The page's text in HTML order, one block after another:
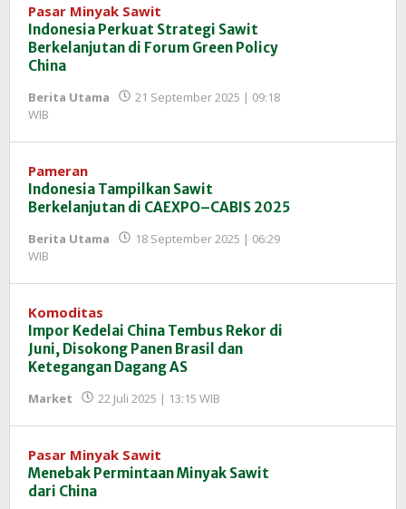
Pasar Minyak Sawit
Indonesia Perkuat Strategi Sawit
Berkelanjutan di Forum Green Policy
China
Berita Utama
21 September 2025 | 09:18
WIB
InfoSAWIT
Pameran
Indonesia Tampilkan Sawit
Berkelanjutan di CAEXPO–CABIS 2025
Berita Utama
18 September 2025 | 06:29
WIB
InfoSAWIT
Komoditas
Impor Kedelai China Tembus Rekor di
Juni, Disokong Panen Brasil dan
Ketegangan Dagang AS
Market 22 Juli 2025 | 13:15 WIB
InfoSAWIT
Pasar Minyak Sawit
Menebak Permintaan Minyak Sawit
dari China